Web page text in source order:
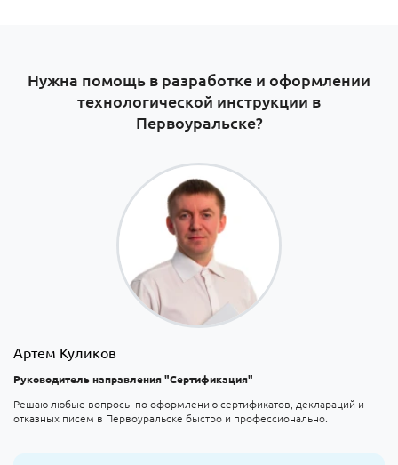
Нужна помощь в разработке и оформлении
технологической инструкции в
Первоуральске?
Артем Куликов
Руководитель направления "Сертификация"
Решаю любые вопросы по оформлению сертификатов, деклараций и
отказных писем в Первоуральске быстро и профессионально.